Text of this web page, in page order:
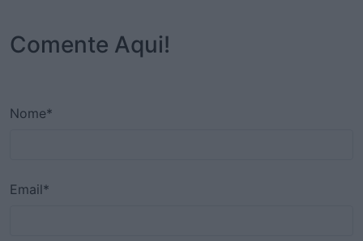
Comente Aqui!
Nome*
Email*